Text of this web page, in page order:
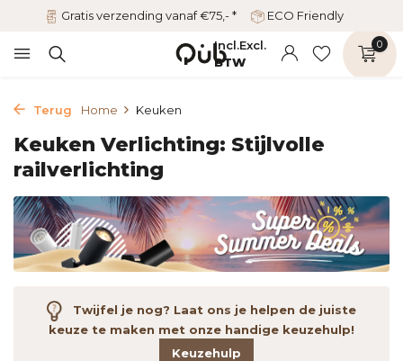
Gratis verzending vanaf €75,- * ECO Friendly
Incl.Excl.
BTW
0
Terug Home Keuken
Keuken Verlichting: Stijlvolle
railverlichting
Twijfel je nog? Laat ons je helpen de juiste
keuze te maken met onze handige keuzehulp!
Keuzehulp